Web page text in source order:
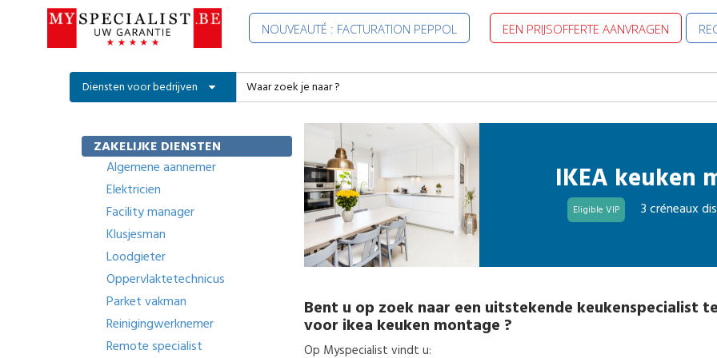
NOUVEAUTÉ : FACTURATION PEPPOL EEN PRIJSOFFERTE AANVRAGEN
Diensten voor bedrijven
ZAKELIJKE DIENSTEN
Algemene aannemer
Elektricien
Facility manager
Klusjesman
Loodgieter
Oppervlaktetechnicus
Parket vakman
Reinigingwerknemer
Remote specialist
IKEA keuken
Eligible VIP 3 créneaux
Bent u op zoek naar een uitstekende keukenspecialist te
voor ikea keuken montage ?
Op Myspecialist vindt u: